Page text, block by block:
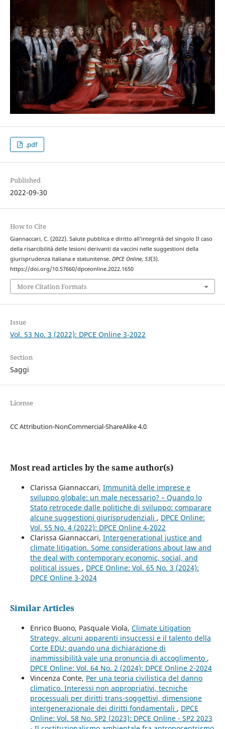
.pdf
Published
2022-09-30
How to Cite
Giannaccari, C. (2022). Salute pubblica e diritto all’integrità del singolo Il caso
della risarcibilità delle lesioni derivanti da vaccini nelle suggestioni della
giurisprudenza italiana e statunitense. DPCE Online, 53(3).
https://doi.org/10.57660/dpceonline.2022.1650
More Citation Formats
Issue
Vol. 53 No. 3 (2022): DPCE Online 3-2022
Section
Saggi
License
CC Attribution-NonCommercial-ShareAlike 4.0
Most read articles by the same author(s)
Clarissa Giannaccari, Immunità delle imprese e
sviluppo globale: un male necessario? – Quando lo
Stato retrocede dalle politiche di sviluppo: comparare
alcune suggestioni giurisprudenziali , DPCE Online:
Vol. 55 No. 4 (2022): DPCE Online 4-2022
Clarissa Giannaccari, Intergenerational justice and
climate litigation. Some considerations about law and
the deal with contemporary economic, social, and
political issues , DPCE Online: Vol. 65 No. 3 (2024):
DPCE Online 3-2024
Similar Articles
Enrico Buono, Pasquale Viola, Climate Litigation
Strategy, alcuni apparenti insuccessi e il talento della
Corte EDU: quando una dichiarazione di
inammissibilità vale una pronuncia di accoglimento ,
DPCE Online: Vol. 64 No. 2 (2024): DPCE Online 2-2024
Vincenza Conte, Per una teoria civilistica del danno
climatico. Interessi non appropriativi, tecniche
processuali per diritti trans-soggettivi, dimensione
intergenerazionale dei diritti fondamentali , DPCE
Online: Vol. 58 No. SP2 (2023): DPCE Online - SP2 2023